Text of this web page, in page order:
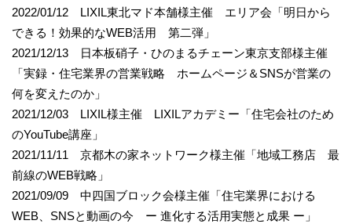
2022/01/12 LIXIL東北マド本舗様主催 エリア会「明日から
できる！効果的なWEB活用 第二弾」
2021/12/13 日本板硝子・ひのまるチェーン東京支部様主催
「実録・住宅業界の営業戦略 ホームページ＆SNSが営業の
何を変えたのか」
2021/12/03 LIXIL様主催 LIXILアカデミー「住宅会社のため
のYouTube講座」
2021/11/11 京都木の家ネットワーク様主催「地域工務店 最
前線のWEB戦略」
2021/09/09 中四国ブロック会様主催「住宅業界における
WEB、SNSと動画の今 ー 進化する活用実態と成果 ー」